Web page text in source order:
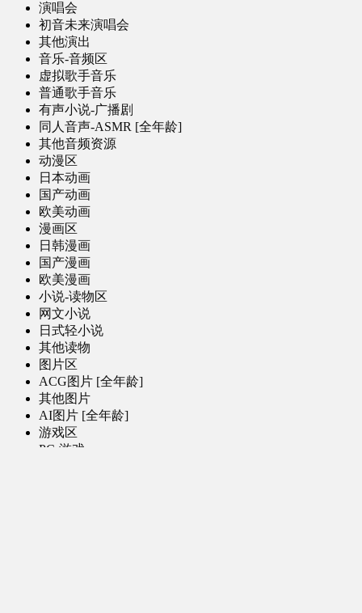
演唱会
初音未来演唱会
其他演出
音乐-音频区
虚拟歌手音乐
普通歌手音乐
有声小说-广播剧
同人音声-ASMR [全年龄]
其他音频资源
动漫区
日本动画
国产动画
欧美动画
漫画区
日韩漫画
国产漫画
欧美漫画
小说-读物区
网文小说
日式轻小说
其他读物
图片区
ACG图片 [全年龄]
其他图片
AI图片 [全年龄]
游戏区
PC-游戏